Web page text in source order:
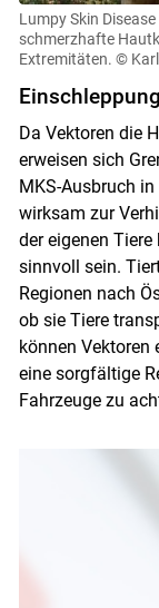
Lumpy Skin
schmerzhafte
Extremitäten. ©
Da Vektoren die
erweisen sich
MKS-Ausbruch
wirksam zur
der eigenen
sinnvoll sein.
Regionen nach
ob sie Tiere
können Vektoren
eine sorgfältige
Fahrzeuge zu